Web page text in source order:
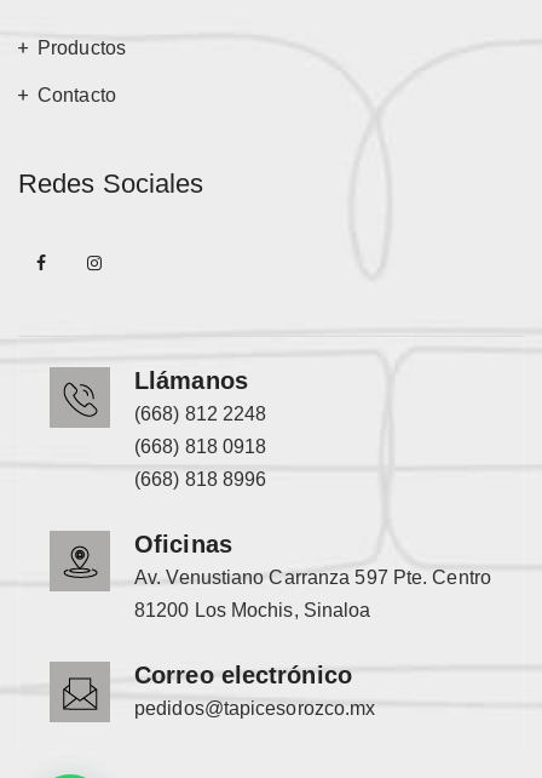
Productos
Contacto
Redes Sociales
Llámanos
(668) 812 2248
(668) 818 0918
(668) 818 8996
Oficinas
Av. Venustiano Carranza 597 Pte. Centro
81200 Los Mochis, Sinaloa
Correo electrónico
pedidos@tapicesorozco.mx